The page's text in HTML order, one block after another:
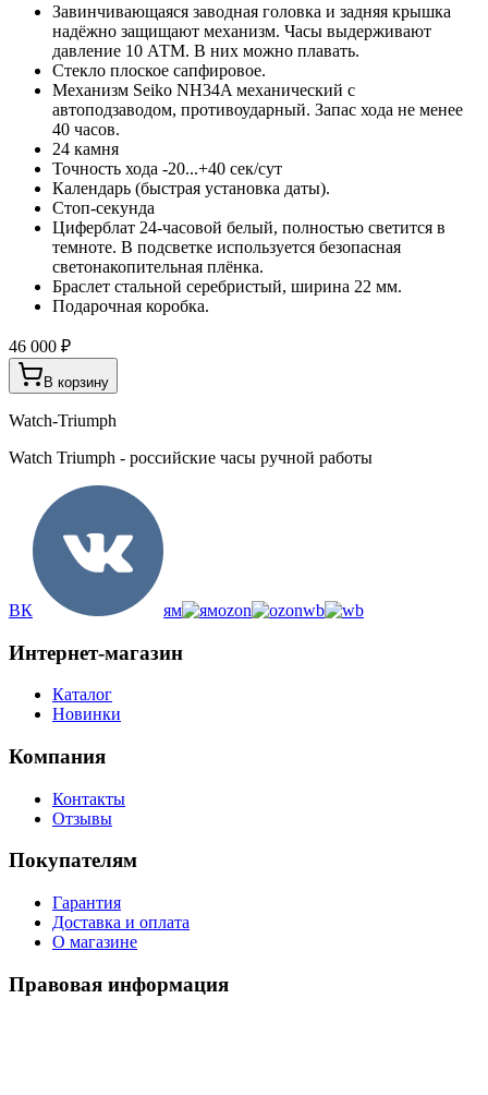
Завинчивающаяся заводная головка и задняя крышка
надёжно защищают механизм. Часы выдерживают
давление 10 АТМ. В них можно плавать.
Стекло плоское сапфировое.
Механизм Seiko NH34A механический с
автоподзаводом, противоударный. Запас хода не менее
40 часов.
24 камня
Точность хода -20...+40 сек/сут
Календарь (быстрая установка даты).
Стоп-секунда
Циферблат 24-часовой белый, полностью светится в
темноте. В подсветке используется безопасная
светонакопительная плёнка.
Браслет стальной серебристый, ширина 22 мм.
Подарочная коробка.
46 000 ₽
В корзину
Watch-Triumph
Watch Triumph - российские часы ручной работы
ВК ям ozon wb
Интернет-магазин
Каталог
Новинки
Компания
Контакты
Отзывы
Покупателям
Гарантия
Доставка и оплата
О магазине
Правовая информация